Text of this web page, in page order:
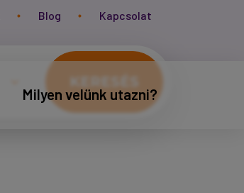
Blog Kapcsolat
Milyen velünk utazni?
KERESÉS